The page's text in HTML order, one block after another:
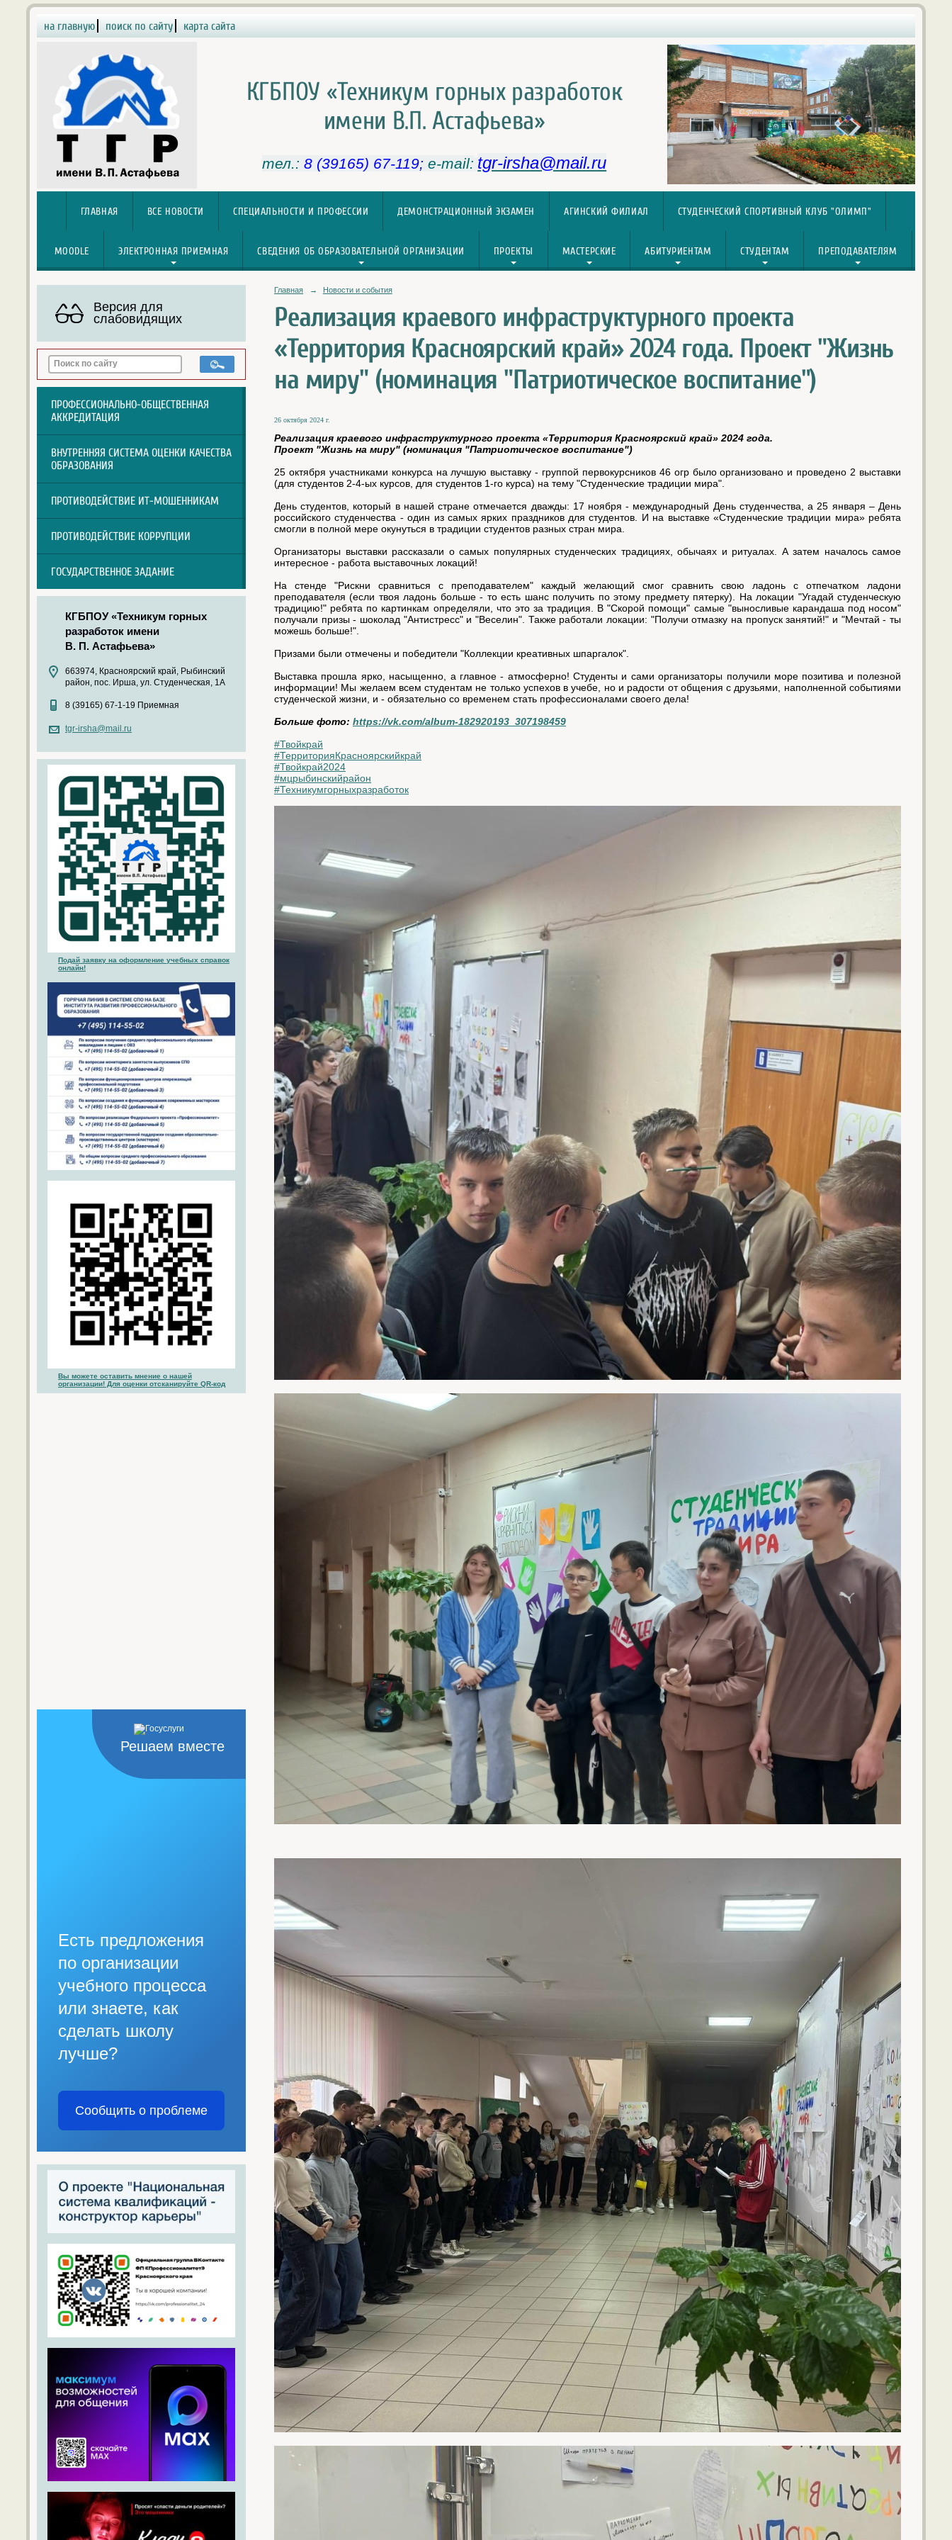
на главную поиск по сайту карта сайта
КГБПОУ «Техникум горных разработок
имени В.П. Астафьева»
тел.: 8 (39165) 67-119;e-mail: tgr-irsha@mail.ru
ГЛАВНАЯ ВСЕ НОВОСТИ СПЕЦИАЛЬНОСТИ И ПРОФЕССИИ ДЕМОНСТРАЦИОННЫЙ ЭКЗАМЕН АГИНСКИЙ ФИЛИАЛ СТУДЕНЧЕСКИЙ СПОРТИВНЫЙ КЛУБ "ОЛИМП"
MOODLE ЭЛЕКТРОННАЯ ПРИЕМНАЯ СВЕДЕНИЯ ОБ ОБРАЗОВАТЕЛЬНОЙ ОРГАНИЗАЦИИ ПРОЕКТЫ МАСТЕРСКИЕ АБИТУРИЕНТАМ СТУДЕНТАМ ПРЕПОДАВАТЕЛЯМ
Версия для
слабовидящих
ПРОФЕССИОНАЛЬНО-ОБЩЕСТВЕННАЯ
АККРЕДИТАЦИЯ
ВНУТРЕННЯЯ СИСТЕМА ОЦЕНКИ КАЧЕСТВА
ОБРАЗОВАНИЯ
ПРОТИВОДЕЙСТВИЕ ИТ-МОШЕННИКАМ
ПРОТИВОДЕЙСТВИЕ КОРРУПЦИИ
ГОСУДАРСТВЕННОЕ ЗАДАНИЕ
КГБПОУ «Техникум горных
разработок имени
В. П. Астафьева»
663974, Красноярский край, Рыбинский
район, пос. Ирша, ул. Студенческая, 1А
8 (39165) 67-1-19 Приемная
tgr-irsha@mail.ru
Подай заявку на оформление учебных справок
онлайн!
Вы можете оставить мнение о нашей
организации! Для оценки отсканируйте QR-код
Решаем вместе
Есть предложения
по организации
учебного процесса
или знаете, как
сделать школу
лучше?
Сообщить о проблеме
Главная → Новости и события
Реализация краевого инфраструктурного проекта
«Территория Красноярский край» 2024 года. Проект "Жизнь
на миру" (номинация "Патриотическое воспитание")
26 октября 2024 г.
Реализация краевого инфраструктурного проекта «Территория Красноярский край» 2024 года.
Проект "Жизнь на миру" (номинация "Патриотическое воспитание")
25 октября участниками конкурса на лучшую выставку - группой первокурсников 46 огр было организовано и проведено 2 выставки
(для студентов 2-4-ых курсов, для студентов 1-го курса) на тему "Студенческие традиции мира".
День студентов, который в нашей стране отмечается дважды: 17 ноября - международный День студенчества, а 25 января – День
российского студенчества - один из самых ярких праздников для студентов. И на выставке «Студенческие традиции мира» ребята
смогли в полной мере окунуться в традиции студентов разных стран мира.
Организаторы выставки рассказали о самых популярных студенческих традициях, обычаях и ритуалах. А затем началось самое
интересное - работа выставочных локаций!
На стенде "Рискни сравниться с преподавателем" каждый желающий смог сравнить свою ладонь с отпечатком ладони
преподавателя (если твоя ладонь больше - то есть шанс получить по этому предмету пятерку). На локации "Угадай студенческую
традицию!" ребята по картинкам определяли, что это за традиция. В "Скорой помощи" самые "выносливые карандаша под носом"
получали призы - шоколад "Антистресс" и "Веселин". Также работали локации: "Получи отмазку на пропуск занятий!" и "Мечтай - ты
можешь больше!".
Призами были отмечены и победители "Коллекции креативных шпаргалок".
Выставка прошла ярко, насыщенно, а главное - атмосферно! Студенты и сами организаторы получили море позитива и полезной
информации! Мы желаем всем студентам не только успехов в учебе, но и радости от общения с друзьями, наполненной событиями
студенческой жизни, и - обязательно со временем стать профессионалами своего дела!
Больше фото: https://vk.com/album-182920193_307198459
#Твойкрай
#ТерриторияКрасноярскийкрай
#Твойкрай2024
#мцрыбинскийрайон
#Техникумгорныхразработок